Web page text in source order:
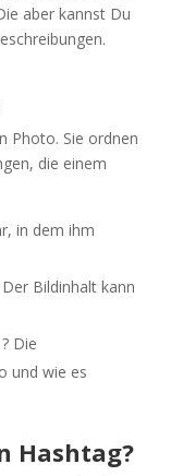
aber kannst Du
Photo. Sie ordnen
die einem
in dem ihm
Bildinhalt kann
Die
und wie es
Hashtag?